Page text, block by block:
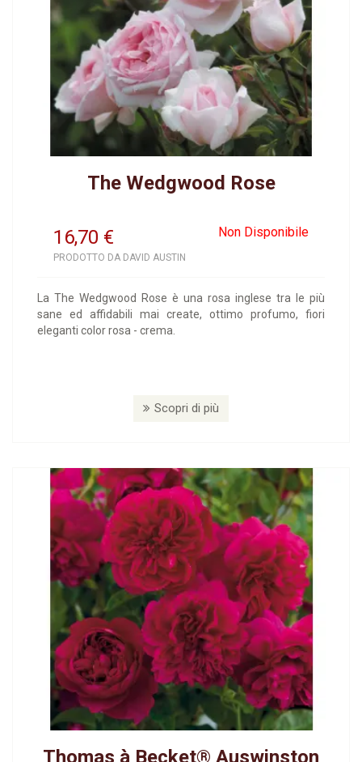
The Wedgwood Rose
16,70 Non Disponibile
€
PRODOTTO DA DAVID AUSTIN
La The Wedgwood Rose è una rosa inglese tra le più
sane ed affidabili mai create, ottimo profumo, fiori
eleganti color rosa - crema.
Scopri di più
Thomas à Becket® Auswinston